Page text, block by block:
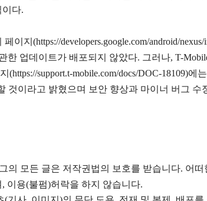
다.
이지(https://developers.google.com/android/nexus/
한 업데이트가 배포되지 않았다. 그러나, T-
support.t-mobile.com/docs/DOC-18109)에는
것이라고 밝혔으며 보안 향상과 마이너 버그 수
의 모든 글은 저작권법의 보호를 받습니다. 어떠
, 이용(불펌)허락을 하지 않습니다.